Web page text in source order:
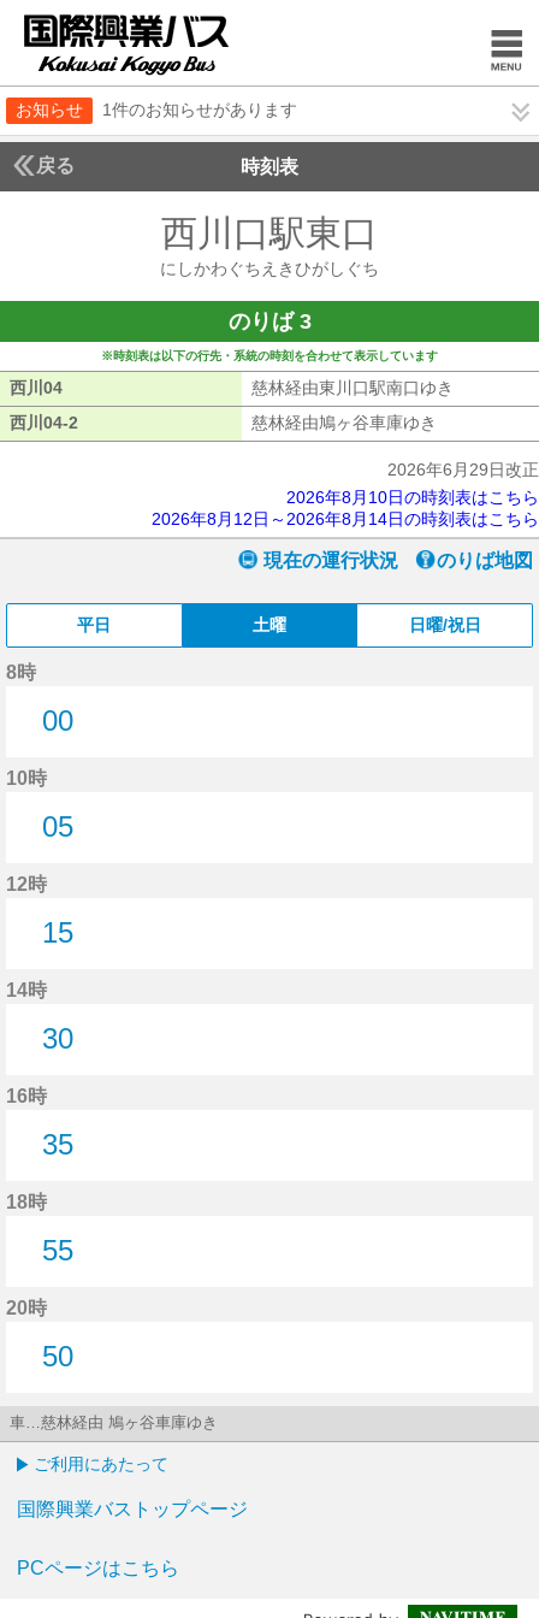
お知らせ 1件のお知らせがあります
戻る 時刻表
西川口駅東口
にしかわぐちえきひがしぐち
のりば 3
※時刻表は以下の行先・系統の時刻を合わせて表示しています
西川04 慈林経由東川口駅南口ゆき
西川04-2
慈林経由鳩ヶ谷車庫ゆき
2026年6月29日改正
2026年8月10日の時刻表はこちら
2026年8月12日～2026年8月14日の時刻表はこちら
現在の運行状況 のりば地図
平日 土曜 日曜/祝日
8時
00
10時
05
12時
15
14時
30
16時
35
18時
55
20時
50
車…慈林経由 鳩ヶ谷車庫ゆき
ご利用にあたって
国際興業バストップページ
PCページはこちら